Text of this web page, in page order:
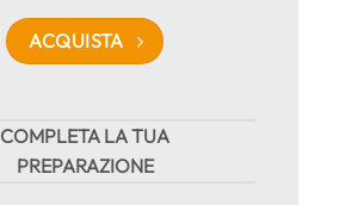
ACQUISTA
COMPLETA LA TUA
PREPARAZIONE